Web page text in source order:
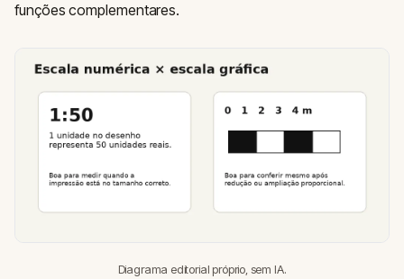
funções complementares.
Diagrama editorial próprio, sem IA.